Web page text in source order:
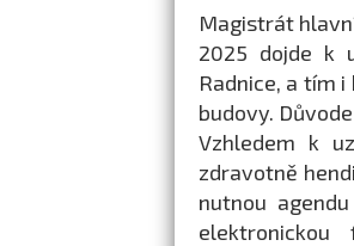
Magistrát
2025 dojde k
Radnice, a tím
budovy.
Vzhledem k
zdravotně
nutnou